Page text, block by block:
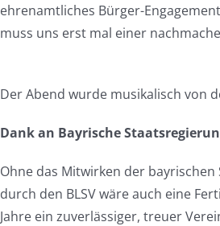
ehrenamtliches Bürger-
muss uns erst mal einer
Der Abend wurde musikalisch von
Dank an Bayrische
Ohne das Mitwirken der
durch den BLSV wäre auch eine
Jahre ein zuverlässiger, treuer